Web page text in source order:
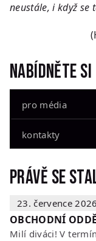
neustále, i když se
Nabídněte si
pro média
kontakty
Právě se
23. července 2026
OBCHODNÍ